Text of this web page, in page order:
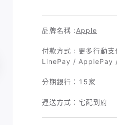
品牌名稱 :Apple
付款方式 : 更多行動
LinePay / ApplePay
分期銀行： 15家
運送方式：宅配到府